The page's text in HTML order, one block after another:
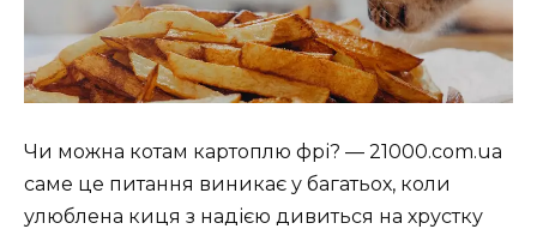
Чи можна котам картоплю фрі? — 21000.com.ua
саме це питання виникає у багатьох, коли
улюблена киця з надією дивиться на хрустку